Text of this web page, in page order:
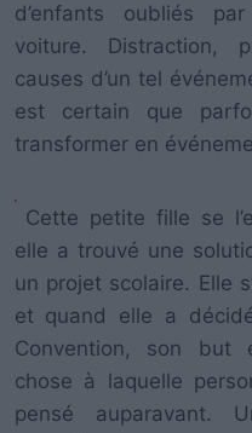
d’enfants oubliés
voiture. Distraction,
causes d’un tel
est certain que
transformer en
Cette petite fille se
elle a trouvé une
un projet scolaire. Elle
et quand elle a
Convention, son but
chose à laquelle
pensé auparavant.